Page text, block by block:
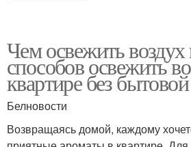
Чем освежить воздух
способов освежить
квартире без
Белновости
Возвращаясь домой, каждому